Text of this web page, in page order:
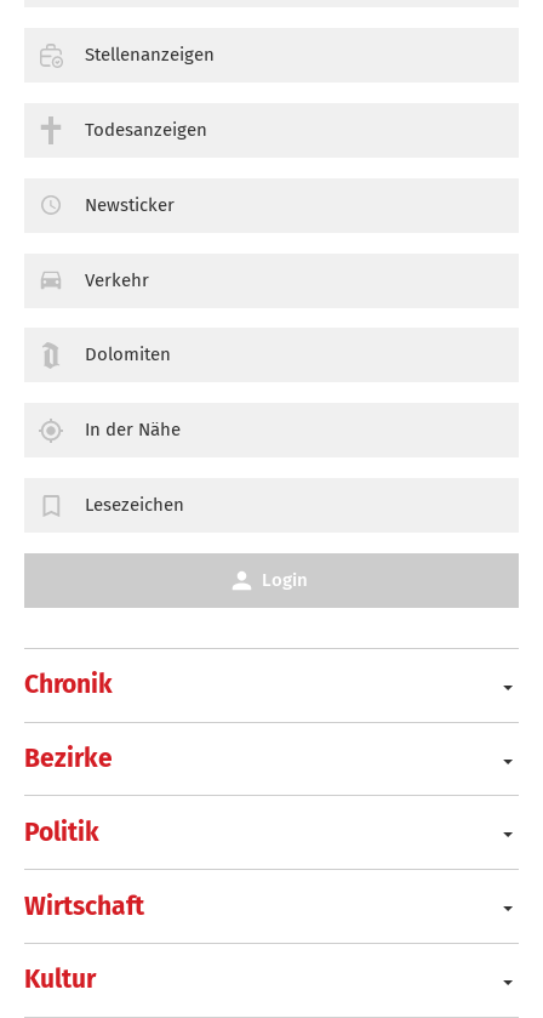
Chronik
Bezirke
Politik
Wirtschaft
Kultur
Stellenanzeigen
Todesanzeigen
Newsticker
Verkehr
Dolomiten
In der Nähe
Lesezeichen
Login